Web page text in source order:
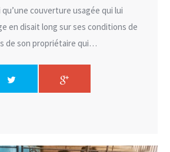
qu’une couverture usagée qui lui
en disait long sur ses conditions de
de son propriétaire qui…